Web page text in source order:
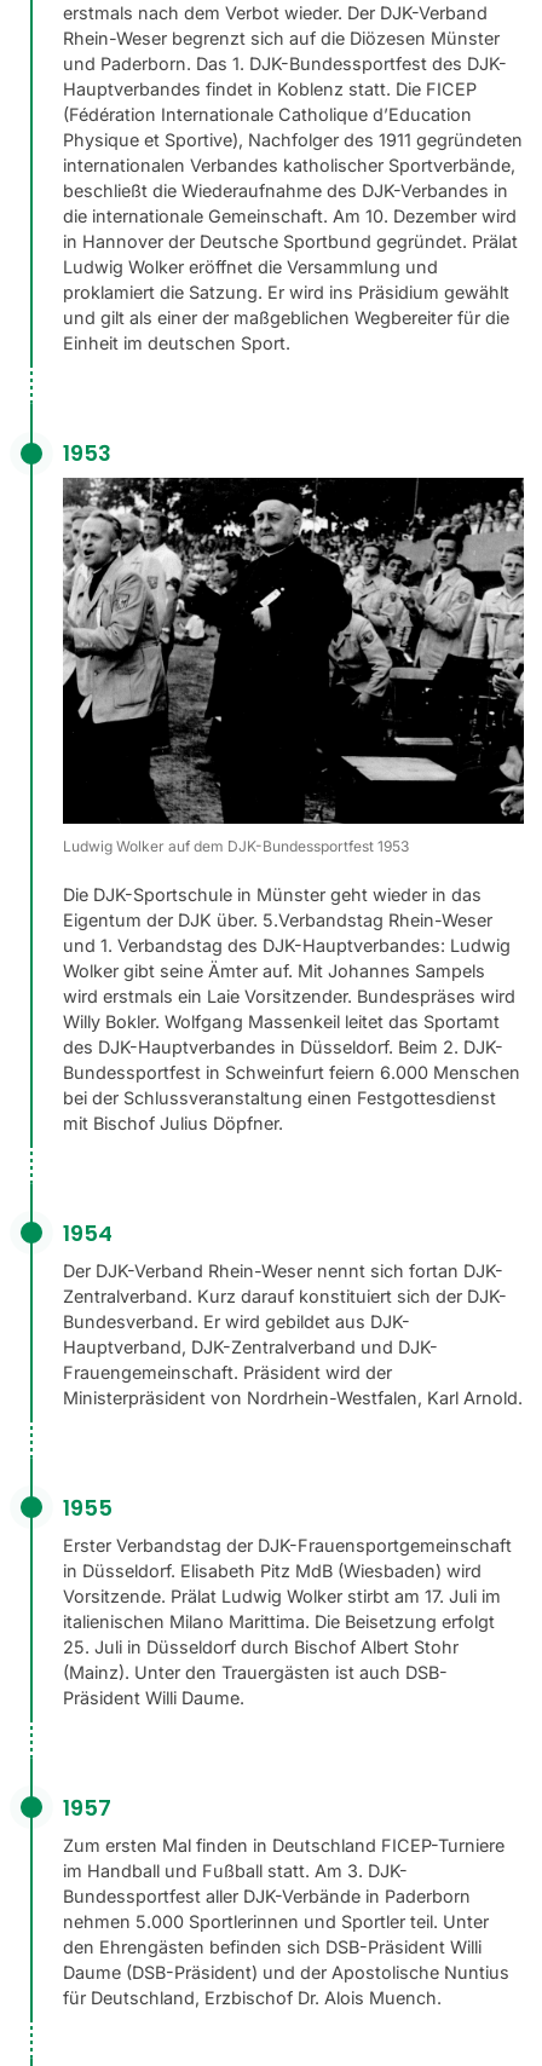
erstmals nach dem Verbot wieder. Der DJK-Verband
Rhein-Weser begrenzt sich auf die Diözesen Münster
und Paderborn. Das 1. DJK-Bundessportfest des DJK-
Hauptverbandes findet in Koblenz statt. Die FICEP
(Fédération Internationale Catholique d’Education
Physique et Sportive), Nachfolger des 1911 gegründeten
internationalen Verbandes katholischer Sportverbände,
beschließt die Wiederaufnahme des DJK-Verbandes in
die internationale Gemeinschaft. Am 10. Dezember wird
in Hannover der Deutsche Sportbund gegründet. Prälat
Ludwig Wolker eröffnet die Versammlung und
proklamiert die Satzung. Er wird ins Präsidium gewählt
und gilt als einer der maßgeblichen Wegbereiter für die
Einheit im deutschen Sport.
1953
Ludwig Wolker auf dem DJK-Bundessportfest 1953
Die DJK-Sportschule in Münster geht wieder in das
Eigentum der DJK über. 5.Verbandstag Rhein-Weser
und 1. Verbandstag des DJK-Hauptverbandes: Ludwig
Wolker gibt seine Ämter auf. Mit Johannes Sampels
wird erstmals ein Laie Vorsitzender. Bundespräses wird
Willy Bokler. Wolfgang Massenkeil leitet das Sportamt
des DJK-Hauptverbandes in Düsseldorf. Beim 2. DJK-
Bundessportfest in Schweinfurt feiern 6.000 Menschen
bei der Schlussveranstaltung einen Festgottesdienst
mit Bischof Julius Döpfner.
1954
Der DJK-Verband Rhein-Weser nennt sich fortan DJK-
Zentralverband. Kurz darauf konstituiert sich der DJK-
Bundesverband. Er wird gebildet aus DJK-
Hauptverband, DJK-Zentralverband und DJK-
Frauengemeinschaft. Präsident wird der
Ministerpräsident von Nordrhein-Westfalen, Karl Arnold.
1955
Erster Verbandstag der DJK-Frauensportgemeinschaft
in Düsseldorf. Elisabeth Pitz MdB (Wiesbaden) wird
Vorsitzende. Prälat Ludwig Wolker stirbt am 17. Juli im
italienischen Milano Marittima. Die Beisetzung erfolgt
25. Juli in Düsseldorf durch Bischof Albert Stohr
(Mainz). Unter den Trauergästen ist auch DSB-
Präsident Willi Daume.
1957
Zum ersten Mal finden in Deutschland FICEP-Turniere
im Handball und Fußball statt. Am 3. DJK-
Bundessportfest aller DJK-Verbände in Paderborn
nehmen 5.000 Sportlerinnen und Sportler teil. Unter
den Ehrengästen befinden sich DSB-Präsident Willi
Daume (DSB-Präsident) und der Apostolische Nuntius
für Deutschland, Erzbischof Dr. Alois Muench.